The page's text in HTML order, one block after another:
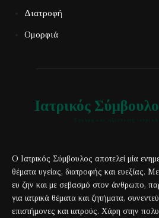
Διατροφή
Ομορφιά
Ιατρικός
Ο Ιατρικός Σύμβουλος αποτελεί μία
θέματα υγείας, διατροφής και ευεξίας.
ευ ζην και με σεβασμό στον άνθρωπο,
για ιατρικά θέματα και ζητήματα,
επιστήμονες και ιατρούς. Χάρη στην